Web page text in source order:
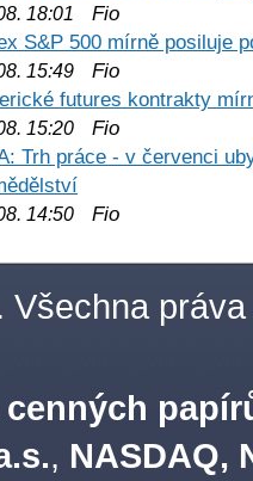
18:01
Fio
S&P 500 mírně posiluje
15:49 Fio
futures kontrakty
15:20 Fio
Trh práce - v červenci
14:50 Fio
Všechna práva
cenných
, NASDAQ,